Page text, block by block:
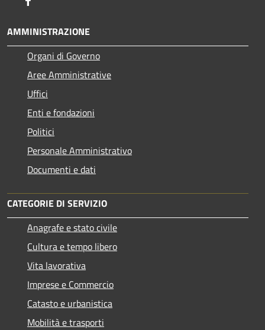
AMMINISTRAZIONE
Organi di Governo
Aree Amministrative
Uffici
Enti e fondazioni
Politici
Personale Amministrativo
Documenti e dati
CATEGORIE DI SERVIZIO
Anagrafe e stato civile
Cultura e tempo libero
Vita lavorativa
Imprese e Commercio
Catasto e urbanistica
Mobilità e trasporti